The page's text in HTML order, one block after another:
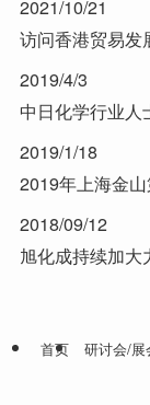
2021/10/21
访问香港贸易发
2019/4/3
中日化学行业人
2019/1/18
2019年上海金
2018/09/12
旭化成持续加大
首页 研讨会/展